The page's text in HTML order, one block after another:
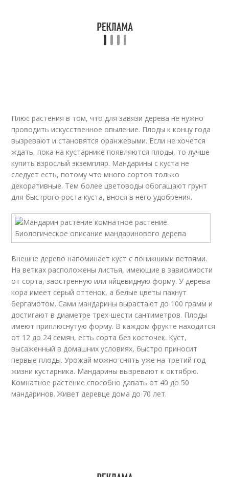
Плюс растения в том, что для завязи дерева не нужно
проводить искусственное опыление. Плоды к концу года
вызревают и становятся оранжевыми. Если не хочется
ждать, пока на кустарнике появляются плоды, то лучше
купить взрослый экземпляр. Мандарины с куста не
следует есть, потому что много сортов только
декоративные. Тем более цветоводы обогащают грунт
для быстрого роста куста, внося в него удобрения.
Внешне дерево напоминает куст с поникшими ветвями.
На ветках расположены листья, имеющие в зависимости
от сорта, заостренную или яйцевидную форму. У дерева
кора имеет серый оттенок, а белые цветы пахнут
бергамотом. Сами мандарины вырастают до 100 грамм и
достигают в диаметре трех-шести сантиметров. Плоды
имеют приплюснутую форму. В каждом фрукте находится
от 12 до 24 семян, есть сорта без косточек. Куст,
высаженный в домашних условиях, быстро приносит
первые плоды. Урожай можно снять уже на третий год
жизни кустарника. Мандарины вызревают к октябрю.
Комнатное растение способно давать от 40 до 50
мандаринов. Живет деревце дома до 70 лет.